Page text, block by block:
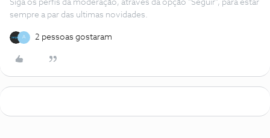
Siga os perfis da moderação, através da opção "Seguir", para estar
sempre a par das ultimas novidades.
A 2 pessoas gostaram